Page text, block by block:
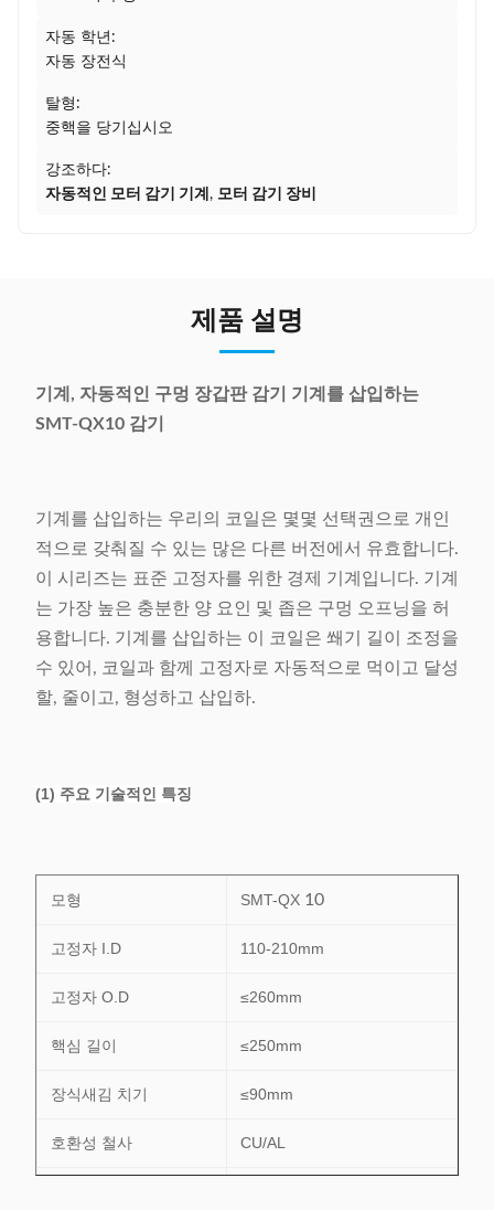
자동 학년:
자동 장전식
탈형:
중핵을 당기십시오
강조하다:
자동적인 모터 감기 기계 , 모터 감기 장비
제품 설명
기계, 자동적인 구멍 장갑판 감기 기계를 삽입하는
SMT-QX10 감기
기계를 삽입하는 우리의 코일은 몇몇 선택권으로 개인
적으로 갖춰질 수 있는 많은 다른 버전에서 유효합니다.
이 시리즈는 표준 고정자를 위한 경제 기계입니다. 기계
는 가장 높은 충분한 양 요인 및 좁은 구멍 오프닝을 허
용합니다. 기계를 삽입하는 이 코일은 쐐기 길이 조정을
수 있어, 코일과 함께 고정자로 자동적으로 먹이고 달성
할, 줄이고, 형성하고 삽입하.
(1) 주요 기술적인 특징
모형 SMT-QX 10
고정자 I.D 110-210mm
고정자 O.D ≤260mm
핵심 길이 ≤250mm
장식새김 치기 ≤90mm
호환성 철사 CU/AL